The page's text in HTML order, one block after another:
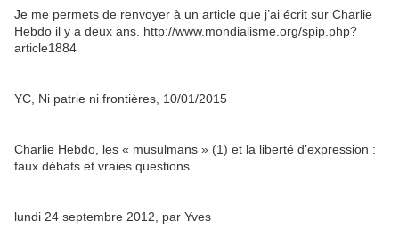
Je me permets de renvoyer à un article que j’ai écrit sur Charlie
Hebdo il y a deux ans. http://www.mondialisme.org/spip.php?
article1884
YC, Ni patrie ni frontières, 10/01/2015
Charlie Hebdo, les « musulmans » (1) et la liberté d’expression :
faux débats et vraies questions
lundi 24 septembre 2012, par Yves